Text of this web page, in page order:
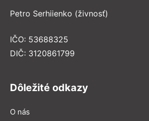
Petro Serhiienko (živnosť)
IČO: 53688325
DIČ: 3120861799
Dôležité odkazy
O nás